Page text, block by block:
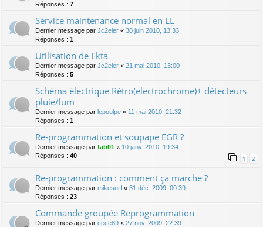
Réponses : 7
Service maintenance normal en LL
Dernier message par Jc2eler « 30 juin 2010, 13:33
Réponses : 1
Utilisation de Ekta
Dernier message par Jc2eler « 21 mai 2010, 13:00
Réponses : 5
Schéma électrique Rétro(electrochrome)+ détecteurs
pluie/lum
Dernier message par lepoulpe « 11 mai 2010, 21:32
Réponses : 1
Re-programmation et soupape EGR ?
Dernier message par fab01 « 10 janv. 2010, 19:34
Réponses : 40 1 2
Re-programmation : comment ça marche ?
Dernier message par mikesurf « 31 déc. 2009, 00:39
Réponses : 23
Commande groupée Reprogrammation
Dernier message par cece89 « 27 nov. 2009, 22:39